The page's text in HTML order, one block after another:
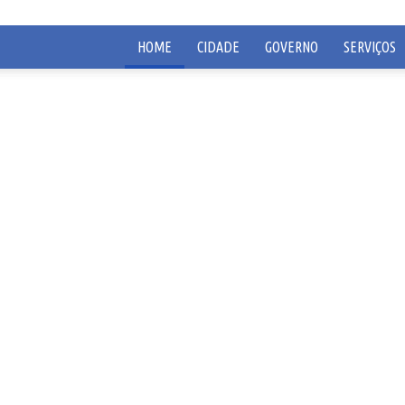
HOME CIDADE GOVERNO SERVIÇOS